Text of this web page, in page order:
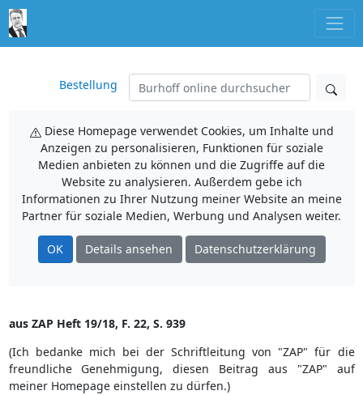
Bestellung
Diese Homepage verwendet Cookies, um Inhalte und
Anzeigen zu personalisieren, Funktionen für soziale
Medien anbieten zu können und die Zugriffe auf die
Website zu analysieren. Außerdem gebe ich
Informationen zu Ihrer Nutzung meiner Website an meine
Partner für soziale Medien, Werbung und Analysen weiter.
OK Details ansehen Datenschutzerklärung
aus ZAP Heft 19/18, F. 22, S. 939
(Ich bedanke mich bei der Schriftleitung von "ZAP" für die
freundliche Genehmigung, diesen Beitrag aus "ZAP" auf
meiner Homepage einstellen zu dürfen.)